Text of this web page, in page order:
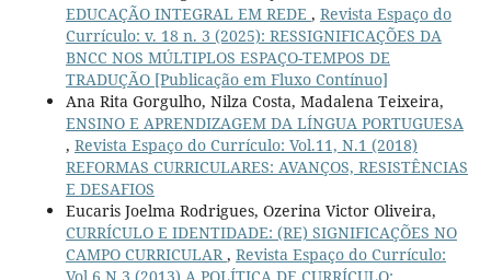
EDUCAÇÃO INTEGRAL EM REDE , Revista Espaço do
Currículo: v. 18 n. 3 (2025): RESSIGNIFICAÇÕES DA
BNCC NOS MÚLTIPLOS ESPAÇO-TEMPOS DE
TRADUÇÃO [Publicação em Fluxo Contínuo]
Ana Rita Gorgulho, Nilza Costa, Madalena Teixeira,
ENSINO E APRENDIZAGEM DA LÍNGUA PORTUGUESA
, Revista Espaço do Currículo: Vol.11, N.1 (2018)
REFORMAS CURRICULARES: AVANÇOS, RESISTÊNCIAS
E DESAFIOS
Eucaris Joelma Rodrigues, Ozerina Victor Oliveira,
CURRÍCULO E IDENTIDADE: (RE) SIGNIFICAÇÕES NO
CAMPO CURRICULAR, Revista Espaço do Currículo: